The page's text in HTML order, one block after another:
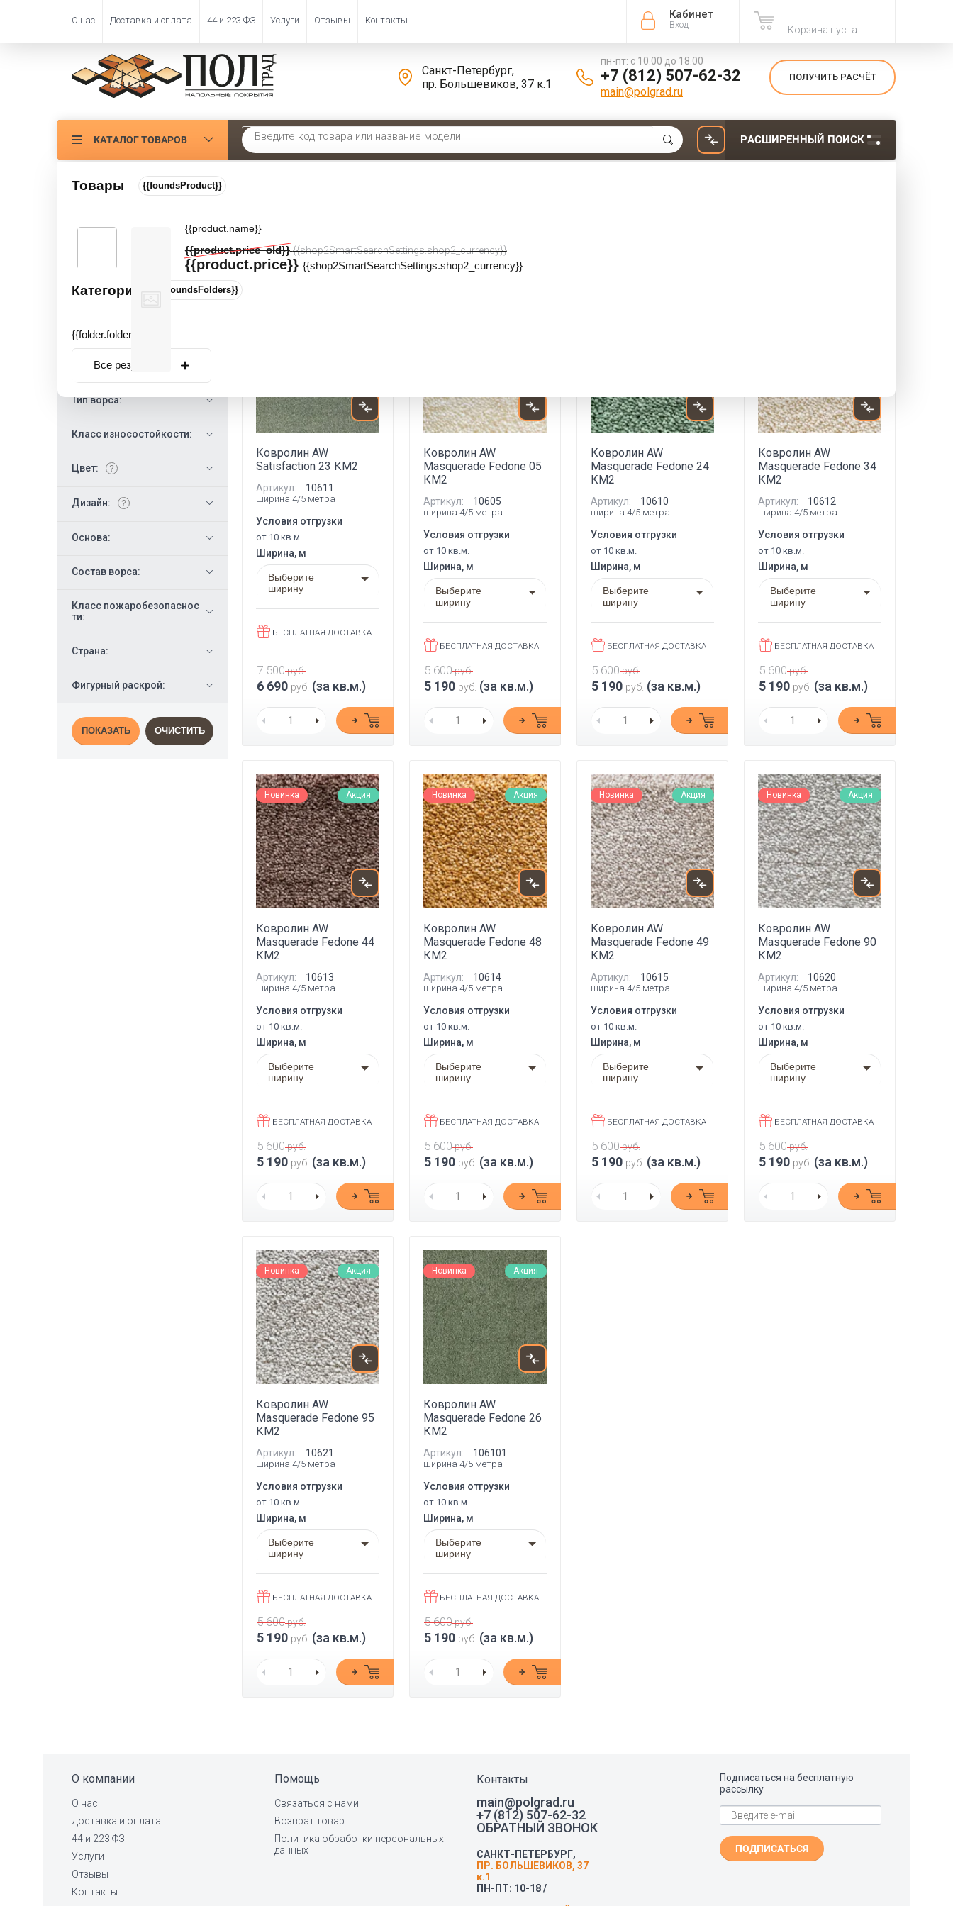
Кабинет
Вход Корзина пуста
О нас Доставка и оплата 44 и 223 ФЗ Услуги Отзывы Контакты
Санкт-Петербург,
пр. Большевиков, 37 к.1
пн-пт: с 10.00 до 18.00
+7 (812) 507-62-32
main@polgrad.ru
ПОЛУЧИТЬ РАСЧЁТ
КАТАЛОГ ТОВАРОВ РАСШИРЕННЫЙ ПОИСК
Товары {{foundsProduct}}
{{product.name}}
{{product.price_old}} {{shop2SmartSearchSettings.shop2_currency}}
{{product.price}} {{shop2SmartSearchSettings.shop2_currency}}
Категории {{foundsFolders}}
{{folder.folder_name}}
Все результаты
ФИЛЬТР
Цена:
Ширина, м:
Общая толщина, мм:
Высота ворса, мм:
Тип ворса:
Класс износостойкости:
Цвет:
Дизайн:
Основа:
Состав ворса:
Класс пожаробезопаснос
ти:
Страна:
Фигурный раскрой:
ПОКАЗАТЬ ОЧИСТИТЬ
Сортировать по:
Ковролин AW
Satisfaction 23 КМ2
Артикул: 10611
ширина 4/5 метра
Условия отгрузки
от 10 кв.м.
Ширина, м
Выберите
ширину
БЕСПЛАТНАЯ ДОСТАВКА
7 500руб.
6 690 руб. (за кв.м.)
Ковролин AW
Masquerade Fedone 05
КМ2
Артикул: 10605
ширина 4/5 метра
Условия отгрузки
от 10 кв.м.
Ширина, м
Выберите
ширину
БЕСПЛАТНАЯ ДОСТАВКА
5 600руб.
5 190 руб. (за кв.м.)
Ковролин AW
Masquerade Fedone 24
КМ2
Артикул: 10610
ширина 4/5 метра
Условия отгрузки
от 10 кв.м.
Ширина, м
Выберите
ширину
БЕСПЛАТНАЯ ДОСТАВКА
5 600руб.
5 190 руб. (за кв.м.)
Ковролин AW
Masquerade Fedone 34
КМ2
Артикул: 10612
ширина 4/5 метра
Условия отгрузки
от 10 кв.м.
Ширина, м
Выберите
ширину
БЕСПЛАТНАЯ ДОСТАВКА
5 600руб.
5 190 руб. (за кв.м.)
Новинка Акция
Ковролин AW
Masquerade Fedone 44
КМ2
Артикул: 10613
ширина 4/5 метра
Условия отгрузки
от 10 кв.м.
Ширина, м
Выберите
ширину
БЕСПЛАТНАЯ ДОСТАВКА
5 600руб.
5 190 руб. (за кв.м.)
Новинка Акция
Ковролин AW
Masquerade Fedone 48
КМ2
Артикул: 10614
ширина 4/5 метра
Условия отгрузки
от 10 кв.м.
Ширина, м
Выберите
ширину
БЕСПЛАТНАЯ ДОСТАВКА
5 600руб.
5 190 руб. (за кв.м.)
Новинка Акция
Ковролин AW
Masquerade Fedone 49
КМ2
Артикул: 10615
ширина 4/5 метра
Условия отгрузки
от 10 кв.м.
Ширина, м
Выберите
ширину
БЕСПЛАТНАЯ ДОСТАВКА
5 600руб.
5 190 руб. (за кв.м.)
Новинка Акция
Ковролин AW
Masquerade Fedone 90
КМ2
Артикул: 10620
ширина 4/5 метра
Условия отгрузки
от 10 кв.м.
Ширина, м
Выберите
ширину
БЕСПЛАТНАЯ ДОСТАВКА
5 600руб.
5 190 руб. (за кв.м.)
Новинка Акция
Ковролин AW
Masquerade Fedone 95
КМ2
Артикул: 10621
ширина 4/5 метра
Условия отгрузки
от 10 кв.м.
Ширина, м
Выберите
ширину
БЕСПЛАТНАЯ ДОСТАВКА
5 600руб.
5 190 руб. (за кв.м.)
Новинка Акция
Ковролин AW
Masquerade Fedone 26
КМ2
Артикул: 106101
ширина 4/5 метра
Условия отгрузки
от 10 кв.м.
Ширина, м
Выберите
ширину
БЕСПЛАТНАЯ ДОСТАВКА
5 600руб.
5 190 руб. (за кв.м.)
О компании
О нас
Доставка и оплата
44 и 223 ФЗ
Услуги
Отзывы
Контакты
Помощь
Связаться с нами
Возврат товар
Политика обработки персональных
данных
Контакты
main@polgrad.ru
+7 (812) 507-62-32
ОБРАТНЫЙ ЗВОНОК
САНКТ-ПЕТЕРБУРГ,
ПР. БОЛЬШЕВИКОВ, 37
к.1
ПН-ПТ: 10-18 /
Подписаться на бесплатную
рассылку
ПОДПИСАТЬСЯ